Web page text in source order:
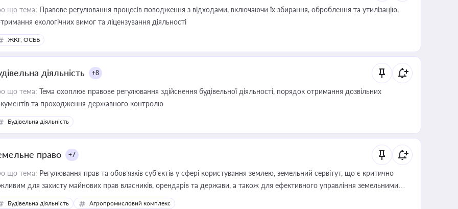
що тема: Правове регулювання процесів поводження з відходами, включаючи їх збирання, оброблення та утилізацію,
екологічних вимог та ліцензування діяльності
ЖКГ, ОСББ
діяльність +8
що тема: Тема охоплює правове регулювання здійснення будівельної діяльності, порядок отримання дозвільних
та проходження державного контролю
Будівельна діяльність
право +7
що тема: Регулювання прав та обов’язків суб’єктів у сфері користування землею, земельний сервітут, що є критично
для захисту майнових прав власників, орендарів та держави, а також для ефективного управління земельними
Будівельна діяльність Агропромисловий комплекс